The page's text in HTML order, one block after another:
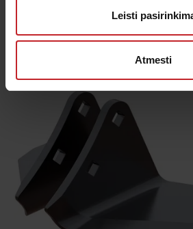
Leisti
Atmesti
Marathon sparninis kaltelis